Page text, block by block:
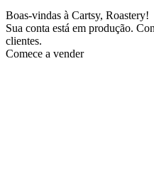
Boas-vindas à Cartsy, Roastery!
Sua conta está em produção.
clientes.
Comece a vender